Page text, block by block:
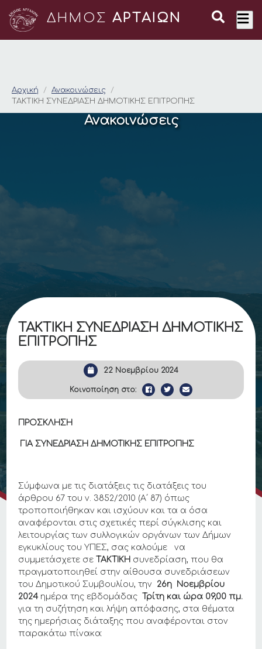
ΔΗΜΟΣ ΑΡΤΑΙΩΝ
ΤΑΚΤΙΚΗ
Αρχική
Ανακοινώσεις
ΤΑΚΤΙΚΗ ΣΥΝΕΔΡΙΑΣΗ ΔΗΜΟΤΙΚΗΣ ΕΠΙΤΡΟΠΗΣ
Ανακοινώσεις
ΤΑΚΤΙΚΗ ΣΥΝΕΔΡΙΑΣΗ ΔΗΜΟΤΙΚΗΣ
ΕΠΙΤΡΟΠΗΣ
22 Νοεμβρίου 2024
Κοινοποίηση στο:
ΠΡΟΣΚΛΗΣΗ
ΓΙΑ ΣΥΝΕΔΡΙΑΣΗ ΔΗΜΟΤΙΚΗΣ ΕΠΙΤΡΟΠΗΣ
Σύμφωνα με τις διατάξεις τις διατάξεις του
άρθρου 67 του ν. 3852/2010 (Α΄ 87) όπως
τροποποιήθηκαν και ισχύουν και τα α όσα
αναφέρονται στις σχετικές περί σύγκλισης και
λειτουργίας των συλλογικών οργάνων των Δήμων
εγκυκλίους του ΥΠΕΣ, σας καλούμε να
συμμετάσχετε σε ΤΑΚΤΙΚΗ συνεδρίαση, που θα
πραγματοποιηθεί στην αίθουσα συνεδριάσεων
του Δημοτικού Συμβουλίου, την 26η Νοεμβρίου
2024 ημέρα της εβδομάδας Τρίτη και ώρα 09,00 πμ.
για τη συζήτηση και λήψη απόφασης, στα θέματα
της ημερήσιας διάταξης που αναφέρονται στον
παρακάτω πίνακα: